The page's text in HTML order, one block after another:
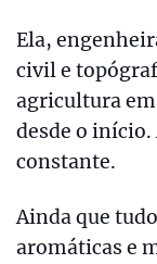
Ela,
civil e
agricultura
desde o
constante.
Ainda que
aromáticas e